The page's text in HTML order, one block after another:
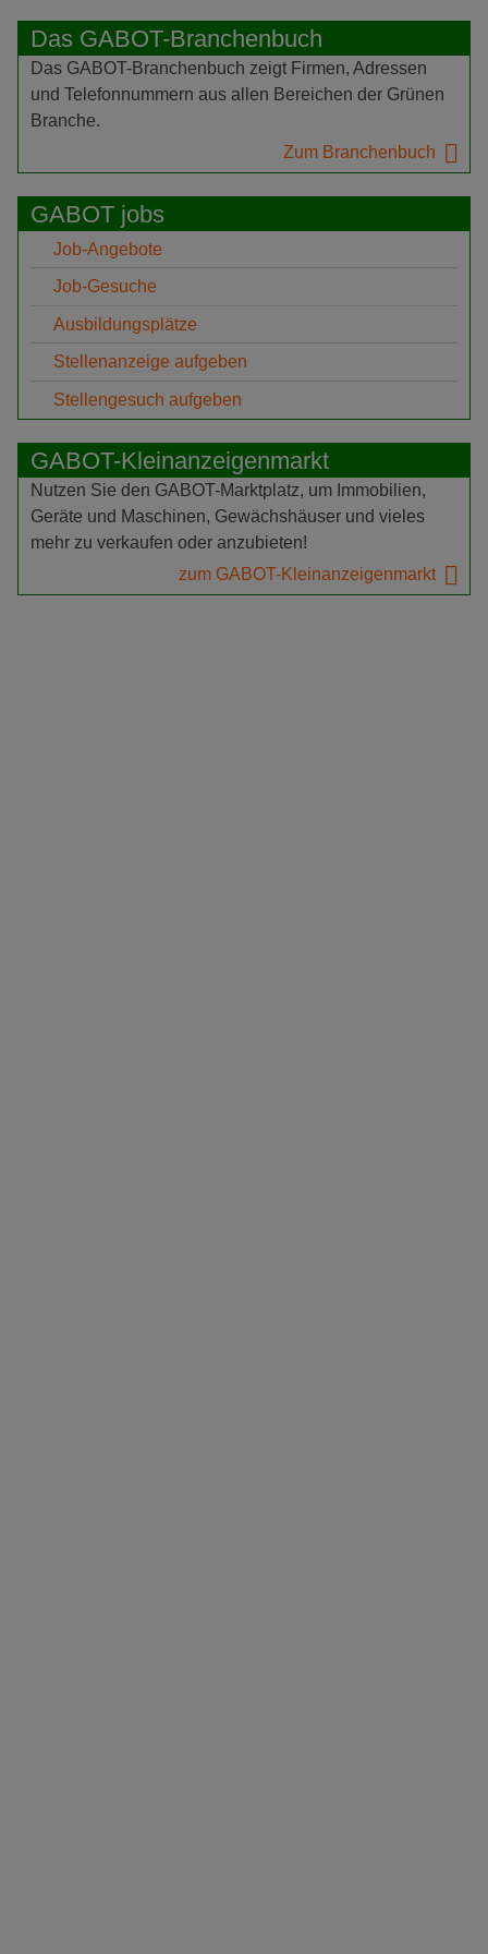
Das GABOT-Branchenbuch
Das GABOT-Branchenbuch zeigt Firmen, Adressen
und Telefonnummern aus allen Bereichen der Grünen
Branche.
Zum Branchenbuch
GABOT jobs
Job-Angebote
Job-Gesuche
Ausbildungsplätze
Stellenanzeige aufgeben
Stellengesuch aufgeben
GABOT-Kleinanzeigenmarkt
Nutzen Sie den GABOT-Marktplatz, um Immobilien,
Geräte und Maschinen, Gewächshäuser und vieles
mehr zu verkaufen oder anzubieten!
zum GABOT-Kleinanzeigenmarkt